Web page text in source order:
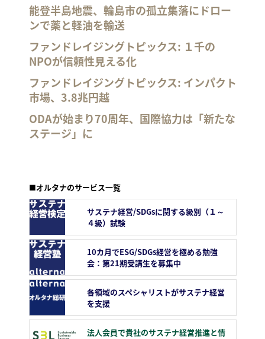
能登半島地震、輪島市の孤立集落にドロー
ンで薬と軽油を輸送
ファンドレイジングトピックス: １千の
NPOが信頼性見える化
ファンドレイジングトピックス: インパクト
市場、3.8兆円越
ODAが始まり70周年、国際協力は「新たな
ステージ」に
■オルタナのサービス一覧
サステナ経営/SDGsに関する級別（１～
４級）試験
10カ月でESG/SDGs経営を極める勉強
会：第21期受講生を募集中
各領域のスペシャリストがサステナ経営
を支援
法人会員で貴社のサステナ経営推進と情